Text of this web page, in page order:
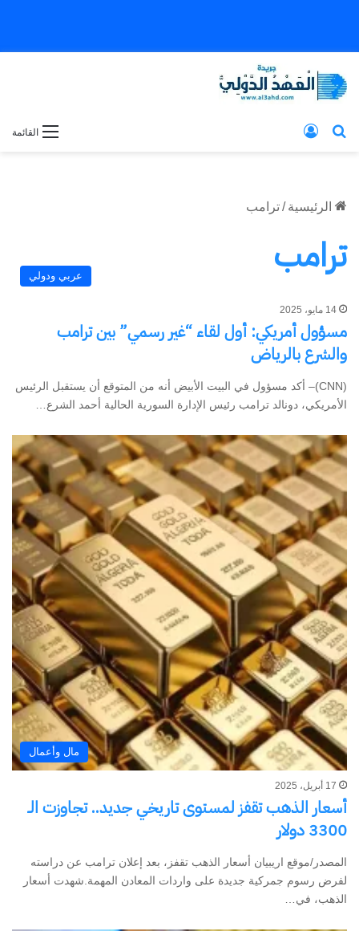
القائمة بحث عن
الرئيسية /ترامب
ترامب عربي ودولي
14 مايو، 2025
مسؤول أمريكي: أول لقاء “غير رسمي” بين ترامب
والشرع بالرياض
(CNN)– أكد مسؤول في البيت الأبيض أنه من المتوقع أن يستقبل الرئيس
الأمريكي، دونالد ترامب رئيس الإدارة السورية الحالية أحمد الشرع…
مال وأعمال
17 أبريل، 2025
أسعار الذهب تقفز لمستوى تاريخي جديد.. تجاوزت الـ
3300 دولار
المصدر/موقع اريبيان أسعار الذهب تقفز، بعد إعلان ترامب عن دراسته
لفرض رسوم جمركية جديدة على واردات المعادن المهمة.شهدت أسعار
الذهب، في…